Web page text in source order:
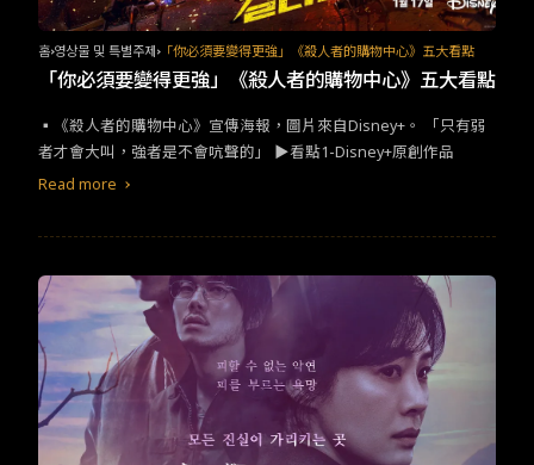
홈 영상물 및 특별주제 「你必須要變得更強」《殺人者的購物中心》五大看點
「你必須要變得更強」《殺人者的購物中心》五大看點
▪︎《殺人者的購物中心》宣傳海報，圖片來自Disney+​。​ ​​「只有弱
者才會大叫，強者是不會吭聲的」​ ​​▶看點​1-Disney+​原創作品​
Read more